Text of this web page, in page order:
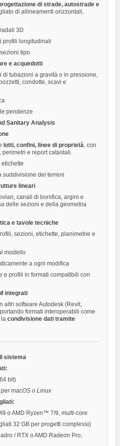
di strade, autostrade e
di allineamenti orizzontali,
3D
profili longitudinali
tipo
e acquedotti
di tubazioni a gravità o in pressione,
condotte, scavi e
pendenze
Sanitary Analysis
lotti, confini, linee di proprietà, con
e report catastali.
dei terreni
lineari
canali di bonifica, argini e
delle sezioni e della geometria
e tavole tecniche
sezioni, etichette, planimetrie e
modello
a ogni modifica
e profili in formati compatibili con
integrati
altri software Autodesk (Revit,
formati interoperabili come
la condivisione dati tramite
sistema
bit)
macOS o Linux
o AMD Ryzen™ 7/9, multi-core
32 GB per progetti complessi)
/ RTX o AMD Radeon Pro,